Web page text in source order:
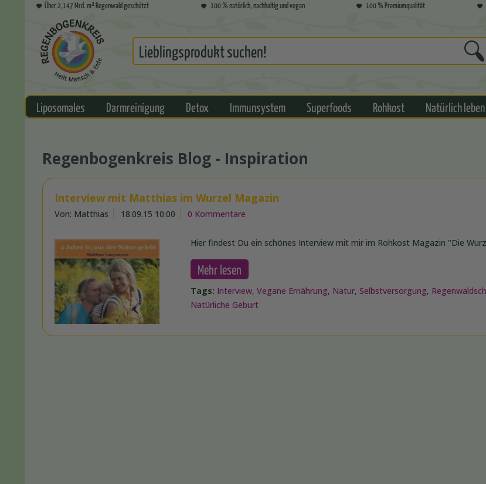
Über 2,147 Mrd. m² Regenwald geschützt 100 % natürlich, nachhaltig und vegan 100 % Premiumqualität
Liposomales Darmreinigung Detox Immunsystem Superfoods Rohkost Natürlich leben
Regenbogenkreis Blog - Inspiration
Interview mit Matthias im Wurzel Magazin
Von: Matthias 18.09.15 10:00 0 Kommentare
Hier findest Du ein schönes Interview mit mir im Rohkost Magazin "Die
Mehr lesen
Tags: Interview,Vegane Ernährung, Natur,Selbstversorgung,
Natürliche Geburt